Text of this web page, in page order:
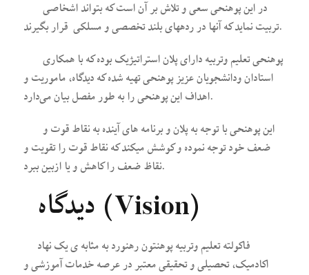
در این پوهنحی سعی و تلاش بر آن است که بتواند اشخاصی
تربیت نماید که آنها در رده­های بلند تخصصی و مسلکی قرار بگیرند.
پوهنحی تعلیم وتربیه دارای پلان استراتیژیک بوده که با همکاری
استادان ودانشجویان عزیز پوهنحی تهیه شده که دیدگاه، ماموریت و
اهداف این پوهنحی را به طور مفصل بیان می‌دارد.
این پوهنحی با توجه به پلان و برنامه های آینده به نقاط قوت و
ضعف خود توجه نموده و کوشش میکند که نقاط قوت را تقویت و
نقاظ ضعف را کاهش و یا ازبین ببرد.
(Vision)
اکادمیک، تحصیلی و تحقیقی معتبر در عرصه خدمات آموزشی و